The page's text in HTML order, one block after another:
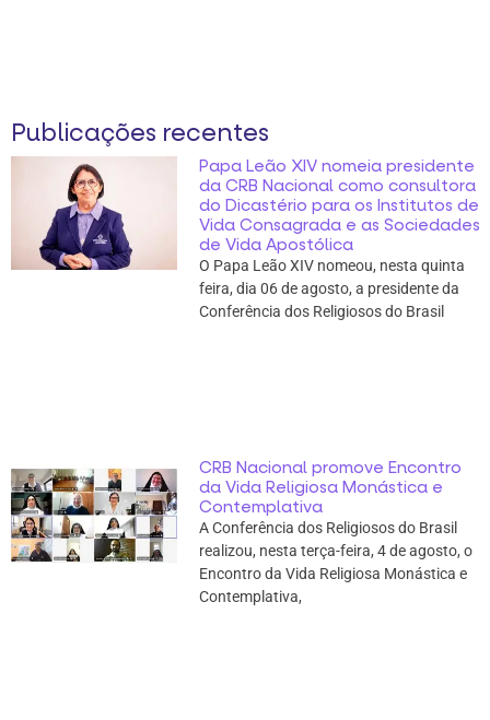
Publicações recentes
Papa Leão XIV nomeia presidente
da CRB Nacional como consultora
do Dicastério para os Institutos de
Vida Consagrada e as Sociedades
de Vida Apostólica
O Papa Leão XIV nomeou, nesta quinta
feira, dia 06 de agosto, a presidente da
Conferência dos Religiosos do Brasil
CRB Nacional promove Encontro
da Vida Religiosa Monástica e
Contemplativa
A Conferência dos Religiosos do Brasil
realizou, nesta terça-feira, 4 de agosto, o
Encontro da Vida Religiosa Monástica e
Contemplativa,